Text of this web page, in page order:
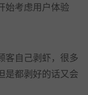
考虑用户体验
自己剥虾，很多
是都剥好的话又会